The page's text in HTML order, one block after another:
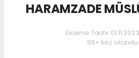
HARAMZADE
Ekleme Tarihi:
99+ kez okundu.